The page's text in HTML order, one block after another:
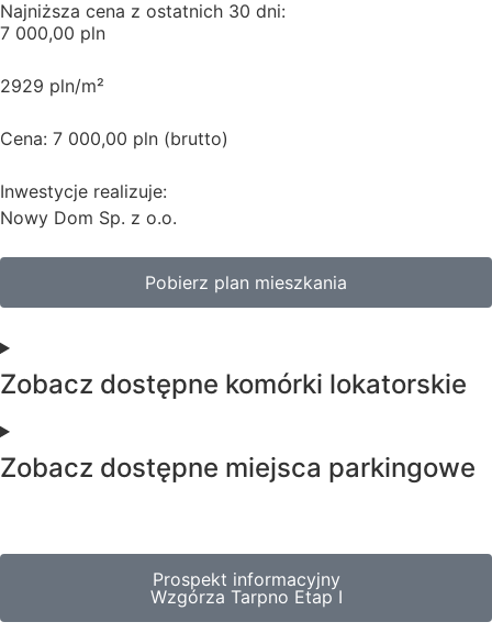
Najniższa cena z ostatnich 30 dni:
7 000,00 pln
2929 pln/m²
Cena: 7 000,00 pln (brutto)
Inwestycje realizuje:
Nowy Dom Sp. z o.o.
Pobierz plan mieszkania
Zobacz dostępne komórki lokatorskie
Zobacz dostępne miejsca parkingowe
Prospekt informacyjny
Wzgórza Tarpno Etap I